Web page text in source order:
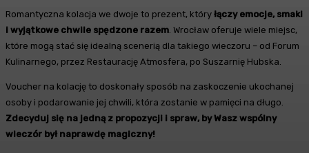
Romantyczna kolacja we dwoje to prezent, który łączy emocje, smaki
i wyjątkowe chwile spędzone razem. Wrocław oferuje wiele miejsc,
które mogą stać się idealną scenerią dla takiego wieczoru – od Forum
Kulinarnego, przez Restaurację Atmosfera, po Suszarnię Hubska.
Voucher na kolację to doskonały sposób na zaskoczenie ukochanej
osoby i podarowanie jej chwili, która zostanie w pamięci na długo.
Zdecyduj się na jedną z propozycji i spraw, by Wasz wspólny
wieczór był naprawdę magiczny!